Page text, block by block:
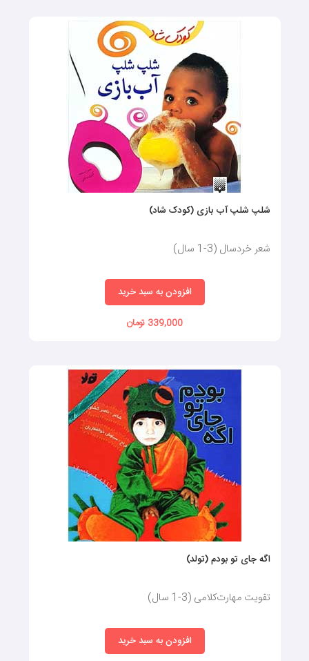
شلپ شلپ آب بازی (کودک شاد)
شعر خردسال (3-1 سال)
افزودن به سبد خرید
339,000 تومان
اگه جای تو بودم (تولد)
تقویت مهارت‌کلامی (3-1 سال)
افزودن به سبد خرید